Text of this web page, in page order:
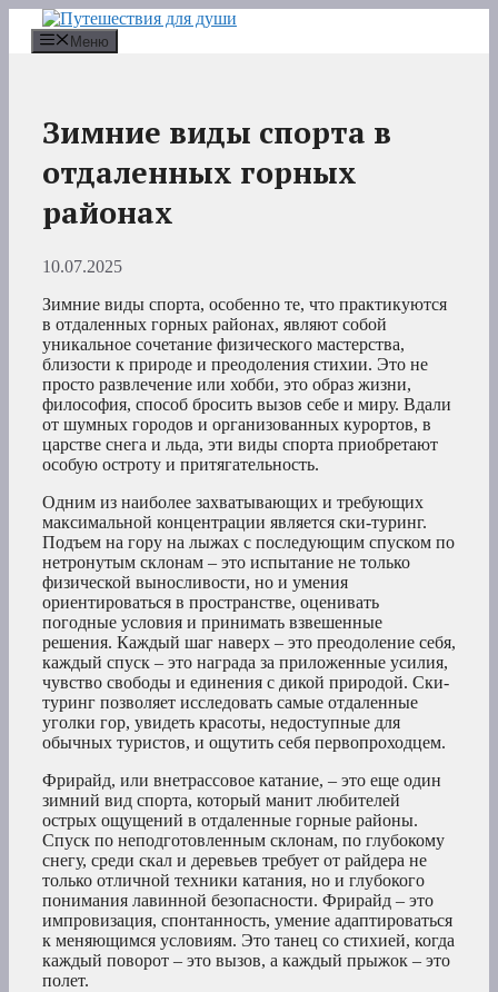
Перейти
содержимому
Меню
Зимние виды спорта в
отдаленных горных
районах
10.07.2025
Зимние виды спорта, особенно те, что практикуются
в отдаленных горных районах, являют собой
уникальное сочетание физического мастерства,
близости к природе и преодоления стихии. Это не
просто развлечение или хобби, это образ жизни,
философия, способ бросить вызов себе и миру. Вдали
от шумных городов и организованных курортов, в
царстве снега и льда, эти виды спорта приобретают
особую остроту и притягательность.
Одним из наиболее захватывающих и требующих
максимальной концентрации является ски-туринг.
Подъем на гору на лыжах с последующим спуском по
нетронутым склонам – это испытание не только
физической выносливости, но и умения
ориентироваться в пространстве, оценивать
погодные условия и принимать взвешенные
решения. Каждый шаг наверх – это преодоление себя,
каждый спуск – это награда за приложенные усилия,
чувство свободы и единения с дикой природой. Ски-
туринг позволяет исследовать самые отдаленные
уголки гор, увидеть красоты, недоступные для
обычных туристов, и ощутить себя первопроходцем.
Фрирайд, или внетрассовое катание, – это еще один
зимний вид спорта, который манит любителей
острых ощущений в отдаленные горные районы.
Спуск по неподготовленным склонам, по глубокому
снегу, среди скал и деревьев требует от райдера не
только отличной техники катания, но и глубокого
понимания лавинной безопасности. Фрирайд – это
импровизация, спонтанность, умение адаптироваться
к меняющимся условиям. Это танец со стихией, когда
каждый поворот – это вызов, а каждый прыжок – это
полет.